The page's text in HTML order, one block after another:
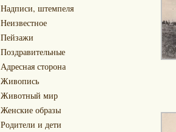
Надписи, штемпеля
Неизвестное
Пейзажи
Поздравительные
Адресная сторона
Живопись
Животный мир
Женские образы
Родители и дети